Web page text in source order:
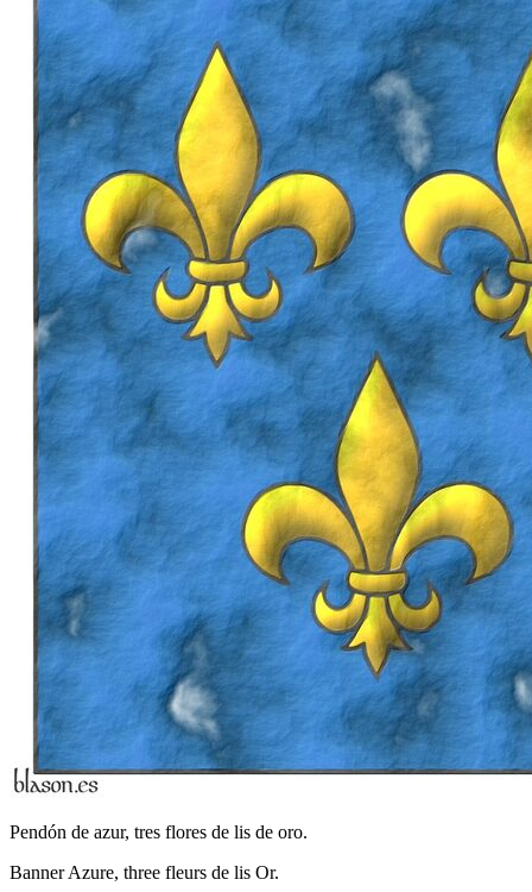
Pendón de azur, tres flores de lis de oro.
Banner Azure, three fleurs de lis Or.